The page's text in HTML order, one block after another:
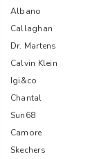
Albano
Callaghan
Dr. Martens
Calvin Klein
Igi&co
Chantal
Sun68
Camore
Skechers